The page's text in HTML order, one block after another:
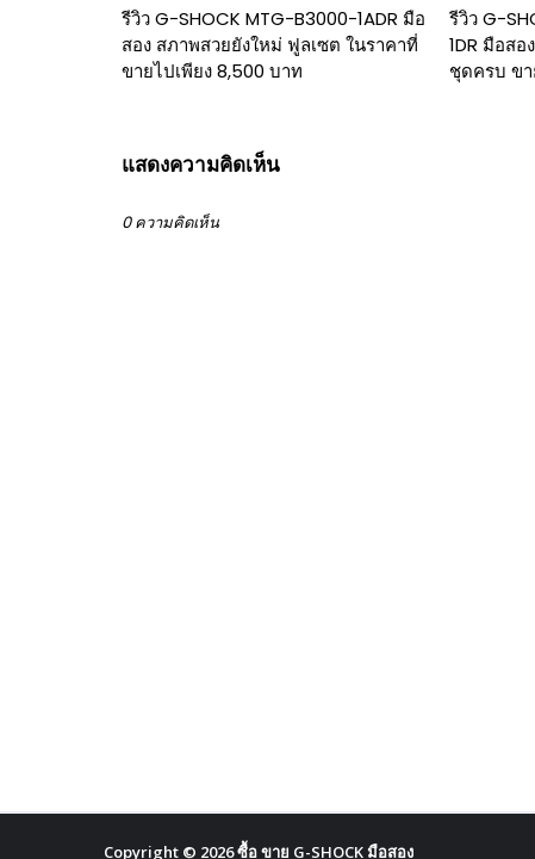
รีวิว G-SHOCK MTG-B3000-1ADR มือ
สอง สภาพสวยยังใหม่ ฟูลเซต ในราคาที่
ขายไปเพียง 8,500 บาท
รีวิว G-
1DR มือส
ชุดครบ ขา
แสดงความคิดเห็น
0 ความคิดเห็น
Copyright © 2026ซื้อ ขาย G-SHOCK มือสอง